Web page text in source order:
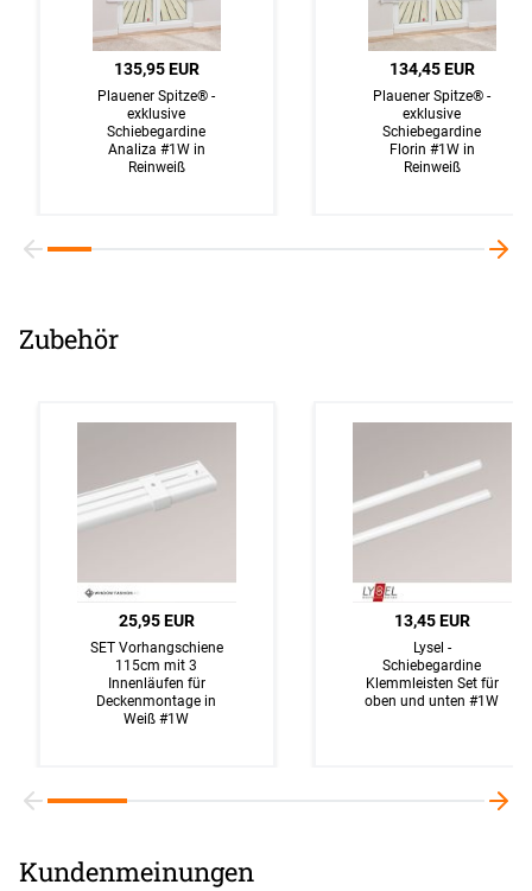
135,95 EUR
Plauener Spitze® -
exklusive
Schiebegardine
Analiza #1W in
Reinweiß
134,45 EUR
Plauener Spitze® -
exklusive
Schiebegardine
Florin #1W in
Reinweiß
Zubehör
25,95 EUR
SET Vorhangschiene
115cm mit 3
Innenläufen für
Deckenmontage in
Weiß #1W
13,45 EUR
Lysel -
Schiebegardine
Klemmleisten Set für
oben und unten #1W
Kundenmeinungen